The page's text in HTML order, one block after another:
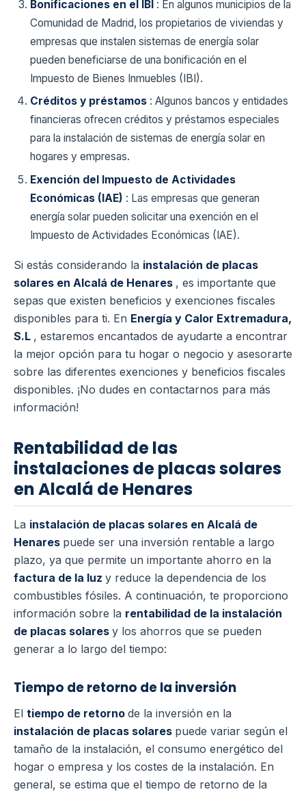
Bonificaciones en el IBI : En algunos municipios de la
Comunidad de Madrid, los propietarios de viviendas y
empresas que instalen sistemas de energía solar
pueden beneficiarse de una bonificación en el
Impuesto de Bienes Inmuebles (IBI).
Créditos y préstamos : Algunos bancos y entidades
financieras ofrecen créditos y préstamos especiales
para la instalación de sistemas de energía solar en
hogares y empresas.
Exención del Impuesto de Actividades
Económicas (IAE) : Las empresas que generan
energía solar pueden solicitar una exención en el
Impuesto de Actividades Económicas (IAE).
Si estás considerando la instalación de placas
solares en Alcalá de Henares , es importante que
sepas que existen beneficios y exenciones fiscales
disponibles para ti. En Energía y Calor Extremadura,
S.L , estaremos encantados de ayudarte a encontrar
la mejor opción para tu hogar o negocio y asesorarte
sobre las diferentes exenciones y beneficios fiscales
disponibles. ¡No dudes en contactarnos para más
información!
Rentabilidad de las
instalaciones de placas solares
en Alcalá de Henares
La instalación de placas solares en Alcalá de
Henares puede ser una inversión rentable a largo
plazo, ya que permite un importante ahorro en la
factura de la luz y reduce la dependencia de los
combustibles fósiles. A continuación, te proporciono
información sobre la rentabilidad de la instalación
de placas solares y los ahorros que se pueden
generar a lo largo del tiempo:
Tiempo de retorno de la inversión
El tiempo de retorno de la inversión en la
instalación de placas solares puede variar según el
tamaño de la instalación, el consumo energético del
hogar o empresa y los costes de la instalación. En
general, se estima que el tiempo de retorno de la